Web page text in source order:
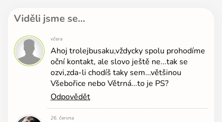
Viděli jsme se…
včera
Ahoj trolejbusaku,vždycky spolu prohodíme
oční kontakt, ale slovo ještě ne...tak se
ozvi,zda-li chodíš taky sem...většinou
Všebořice nebo Větrná...to je PS?
Odpovědět
26. června